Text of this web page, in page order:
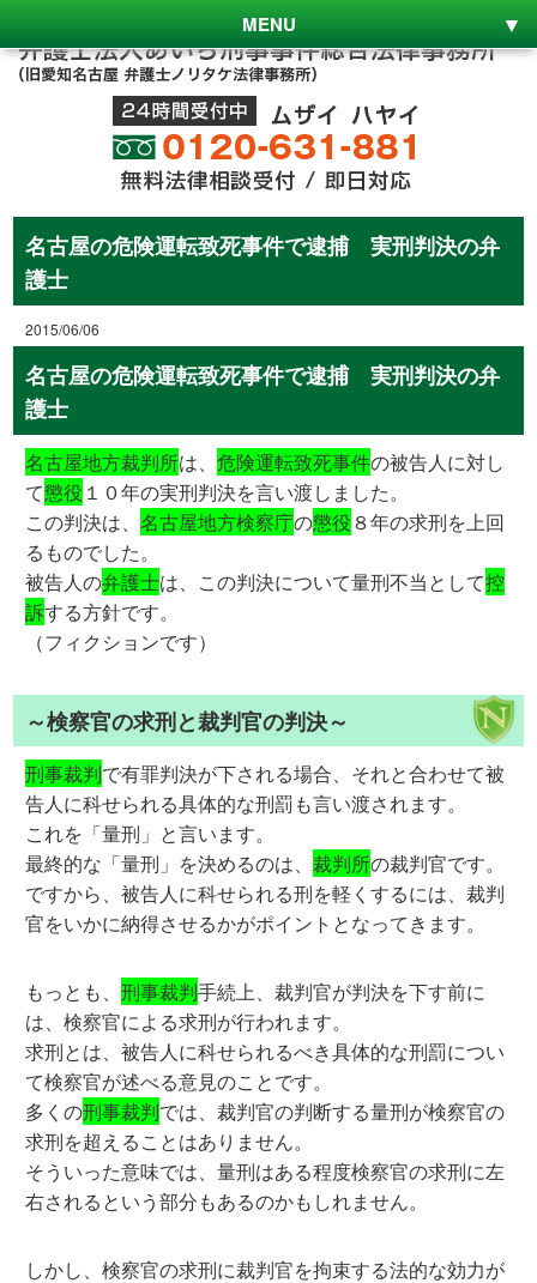
MENU
名古屋の危険運転致死事件で逮捕 実刑判決の弁
護士
2015/06/06
名古屋の危険運転致死事件で逮捕 実刑判決の弁
護士
名古屋地方裁判所は、危険運転致死事件の被告人に対し
て懲役 １０年の実刑判決を言い渡しました。
この判決は、名古屋地方検察庁の懲役８年の求刑を上回
るものでした。
被告人の弁護士は、この判決について量刑不当として控
訴する方針です。
（フィクションです）
～検察官の求刑と裁判官の判決～
刑事裁判で有罪判決が下される場合、それと合わせて被
告人に科せられる具体的な刑罰も言い渡されます。
これを「量刑」と言います。
最終的な「量刑」を決めるのは、裁判所の裁判官です。
ですから、被告人に科せられる刑を軽くするには、裁判
官をいかに納得させるかがポイントとなってきます。
もっとも、刑事裁判手続上、裁判官が判決を下す前に
は、検察官による求刑が行われます。
求刑とは、被告人に科せられるべき具体的な刑罰につい
て検察官が述べる意見のことです。
多くの刑事裁判では、裁判官の判断する量刑が検察官の
求刑を超えることはありません。
そういった意味では、量刑はある程度検察官の求刑に左
右されるという部分もあるのかもしれません。
しかし、検察官の求刑に裁判官を拘束する法的な効力が